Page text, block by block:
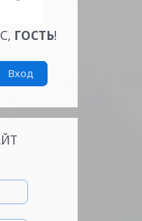
, ГОСТЬ!
Вход